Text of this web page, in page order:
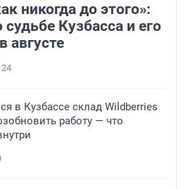
никогда до этого»:
судьбе Кузбасса и его
августе
24
в Кузбассе склад Wildberries
работу — что